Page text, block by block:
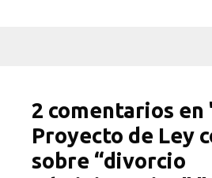
2 comentarios en
Proyecto de Ley
sobre “divorcio